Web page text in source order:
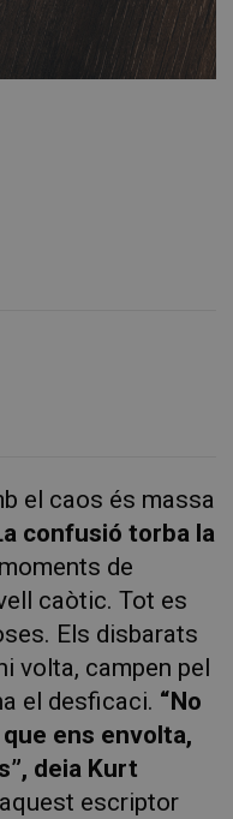
el caos és massa
confusió torba la
de
caòtic. Tot es
Els disbarats
volta, campen pel
el desficaci. “No
ens envolta,
deia Kurt
escriptor